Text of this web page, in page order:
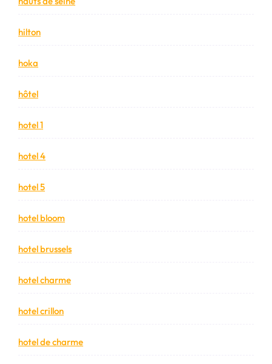
hilton
hoka
hôtel
hotel 1
hotel 4
hotel 5
hotel bloom
hotel brussels
hotel charme
hotel crillon
hotel de charme